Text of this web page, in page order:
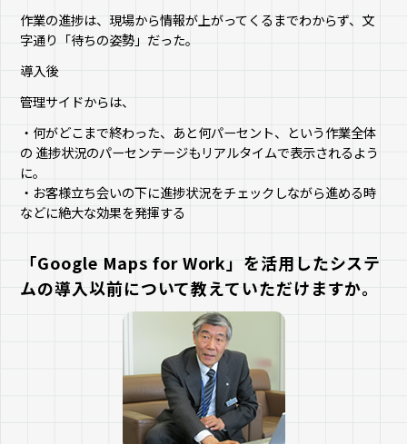
作業の進捗は、現場から情報が上がってくるまでわからず、文
字通り「待ちの姿勢」だった。
導入後
管理サイドからは、
・何がどこまで終わった、あと何パーセント、という作業全体
の 進捗状況のパーセンテージもリアルタイムで表示されるよう
に。
・お客様立ち会いの下に進捗状況をチェックしながら進める時
などに絶大な効果を発揮する
「Google Maps for Work」を活用したシステ
ムの導入以前について教えていただけますか。